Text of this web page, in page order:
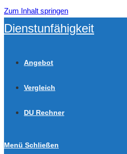
Zum Inhalt springen
Dienstunfähigkeit
Angebot
Vergleich
DU Rechner
Menü Schließen